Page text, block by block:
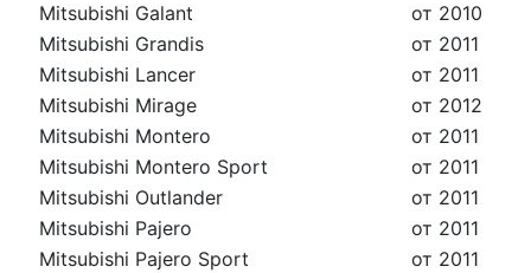
Mitsubishi Galant
от 2010
Mitsubishi Grandis
от 2011
Mitsubishi Lancer
от 2011
Mitsubishi Mirage
от 2012
Mitsubishi Montero
от 2011
Mitsubishi Montero Sport
от 2011
Mitsubishi Outlander
от 2011
Mitsubishi Pajero
от 2011
Mitsubishi Pajero Sport
от 2011